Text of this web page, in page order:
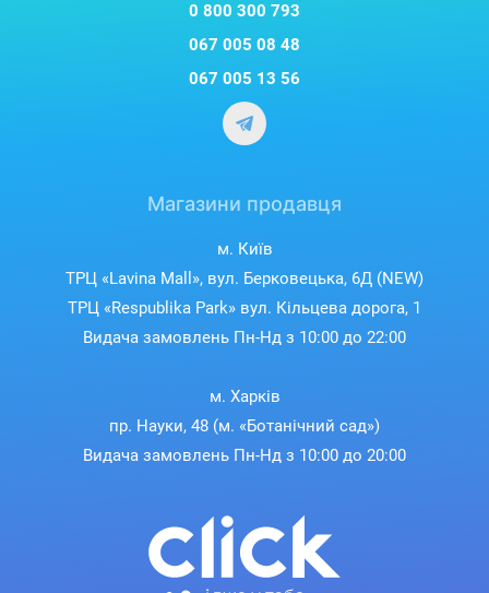
0 800 300 793
067 005 08 48
067 005 13 56
Магазини продавця
м. Київ
ТРЦ «Lavina Mall», вул. Берковецька, 6Д (NEW)
ТРЦ «Respublika Park» вул. Кільцева дорога, 1
Видача замовлень Пн-Нд з 10:00 до 22:00
м. Харків
пр. Науки, 48 (м. «Ботанічний сад»)
Видача замовлень Пн-Нд з 10:00 до 20:00